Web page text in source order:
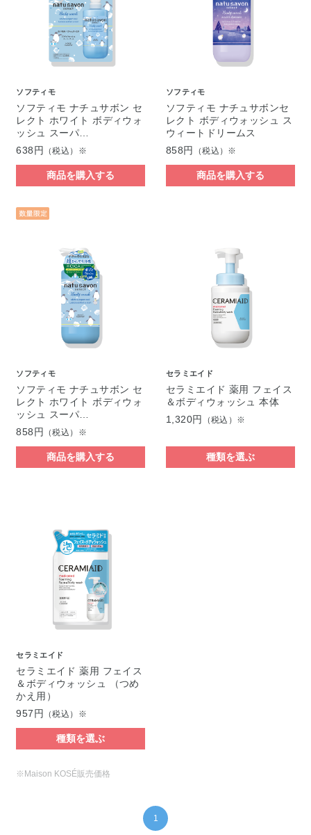
ソフティモ
ソフティモ ナチュサボン セ
レクト ホワイト ボディウォ
ッシュ スーパ…
638円
（税込）※
商品を購入する
ソフティモ
ソフティモ ナチュサボンセ
レクト ボディウォッシュ ス
ウィートドリームス
858円
（税込）※
商品を購入する
ソフティモ
ソフティモ ナチュサボン セ
レクト ホワイト ボディウォ
ッシュ スーパ…
858円
（税込）※
商品を購入する
セラミエイド
セラミエイド 薬用 フェイス
＆ボディウォッシュ 本体
1,320円
（税込）※
種類を選ぶ
セラミエイド
セラミエイド 薬用 フェイス
＆ボディウォッシュ （つめ
かえ用）
957円
（税込）※
種類を選ぶ
※Maison KOSÉ販売価格
1